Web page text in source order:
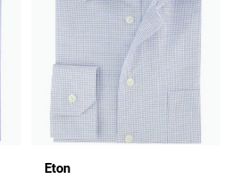
Eton